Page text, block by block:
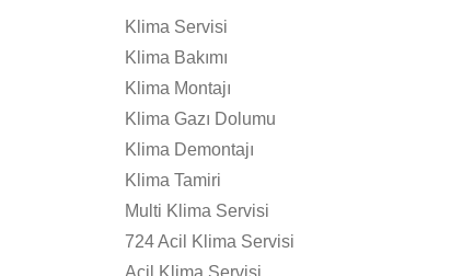
Klima Servisi
Klima Bakımı
Klima Montajı
Klima Gazı Dolumu
Klima Demontajı
Klima Tamiri
Multi Klima Servisi
724 Acil Klima Servisi